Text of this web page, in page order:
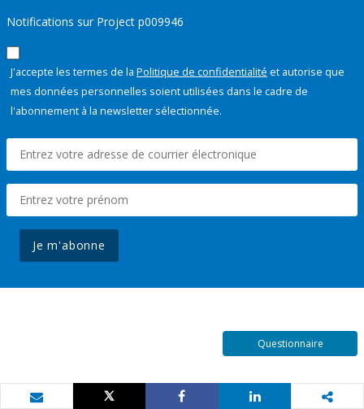
Notifications sur Project p009946
J'accepte les termes de la Politique de confidentialité et autorise que
mes données personnelles soient utilisées dans le cadre de
l'abonnement à la newsletter sélectionnée.
Je m'abonne
Questionnaire